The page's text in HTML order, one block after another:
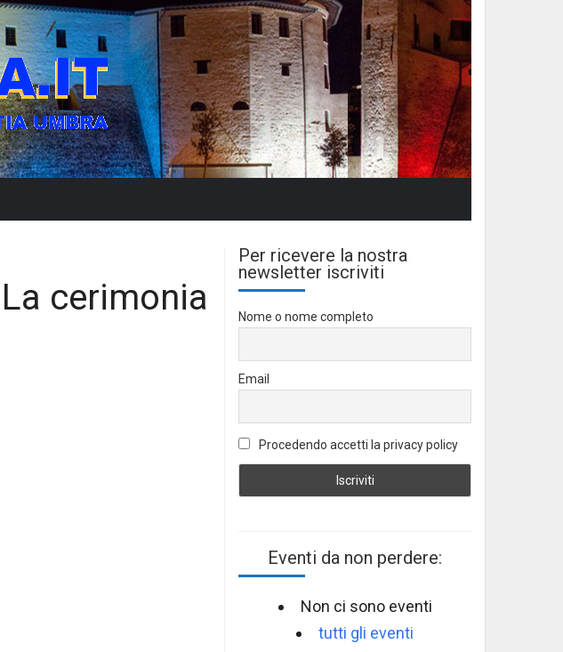
cerimonia
Per ricevere la nostra
newsletter iscriviti
Nome o nome completo
Email
Procedendo accetti la privacy policy
Eventi da non perdere:
Non ci sono eventi
tutti gli eventi